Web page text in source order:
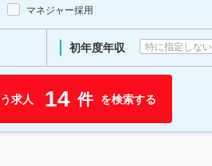
マネジャー採用
初年度年収 特に指定しない
求人 14 件 を検索する